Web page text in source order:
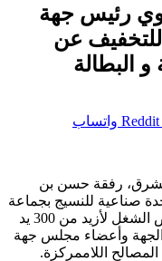
رئيس جهة
عن
و البطالة
واتساب
رفقة حسن بن
صناعية للنسيج بجماعة
تادرت بإقليم جرسيف، والتي ستوفر فرص الشغل لأزيد من 300 يد
الجهة وأعضاء مجلس جهة
اللاممركزة.